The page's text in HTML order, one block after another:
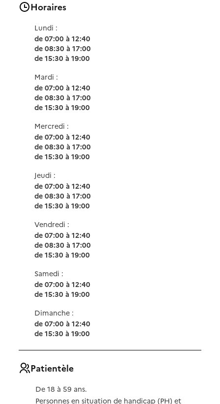
Horaires
Lundi :
de 07:00 à 12:40
de 08:30 à 17:00
de 15:30 à 19:00
Mardi :
de 07:00 à 12:40
de 08:30 à 17:00
de 15:30 à 19:00
Mercredi :
de 07:00 à 12:40
de 08:30 à 17:00
de 15:30 à 19:00
Jeudi :
de 07:00 à 12:40
de 08:30 à 17:00
de 15:30 à 19:00
Vendredi :
de 07:00 à 12:40
de 08:30 à 17:00
de 15:30 à 19:00
Samedi :
de 07:00 à 12:40
de 15:30 à 19:00
Dimanche :
de 07:00 à 12:40
de 15:30 à 19:00
Patientèle
De 18 à 59 ans.
Personnes en situation de handicap (PH) et